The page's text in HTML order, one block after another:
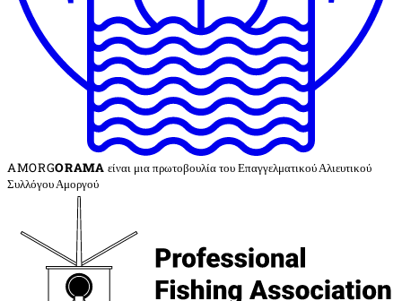
AMORGORAMA είναι μια πρωτοβουλία του Επαγγελματικού Αλιευτικού
Συλλόγου Αμοργού